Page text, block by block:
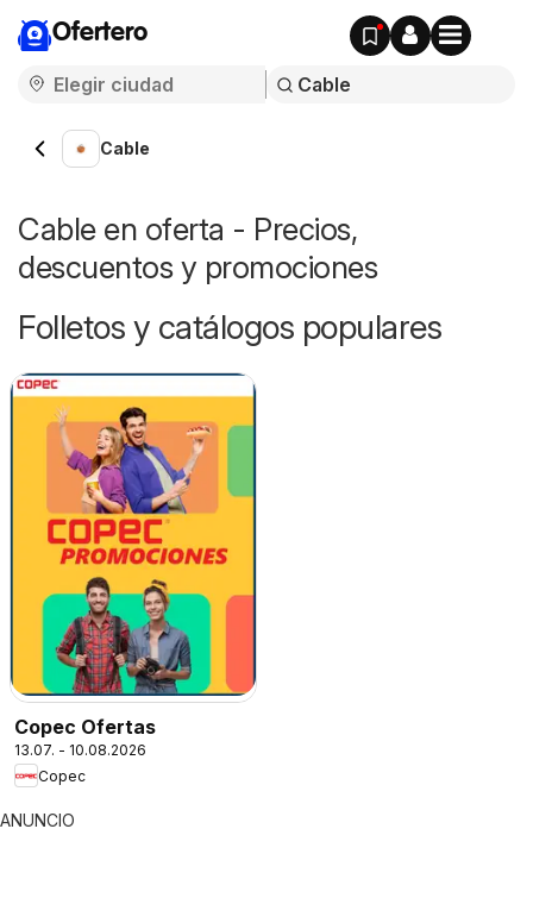
Ofertero
Cable
Cable en oferta - Precios,
descuentos y promociones
Folletos y catálogos populares
Copec Ofertas
13.07. - 10.08.2026
Copec
ANUNCIO